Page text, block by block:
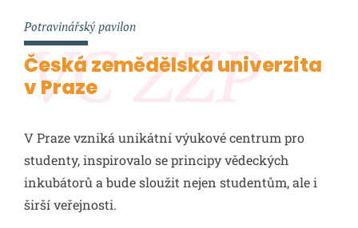
VC ZZP
Potravinářský pavilon
Česká zemědělská univerzita
v Praze
V Praze vzniká unikátní výukové centrum pro
studenty, inspirovalo se principy vědeckých
inkubátorů a bude sloužit nejen studentům, ale i
širší veřejnosti.